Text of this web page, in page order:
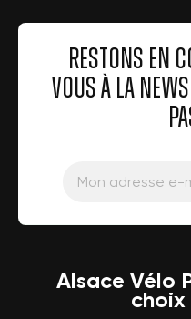
RESTONS EN
VOUS À LA
Alsace Vélo
choix